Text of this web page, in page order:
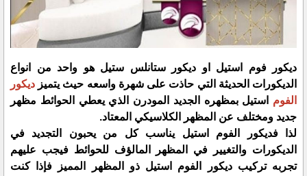
ديكور فوم استيل او ديكور ستانلس ستيل هو واحد من انواع
الديكورات الحديثة التي حاذت على شهرة واسعه حيث يتميز ديكور
الفوم استيل بمظهره الجديد المودرن الذي يعطي الحوائط مظهر
جديد ومختلف عن المظهر الكلاسيكي المعتاد.
لذا فديكور الفوم استيل يناسب كل من يحبون التجديد في
الديكورات والتغيير في المظهر المالؤف للحوائط فيجب عليهم
تجربه تركيب ديكور الفوم استيل ذو المظهر المميز فإذا كنت